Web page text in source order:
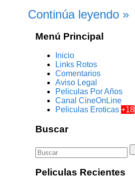
Continúa leyendo »
Menú Principal
Inicio
Links Rotos
Comentarios
Aviso Legal
Peliculas Por Años
Canal CineOnLine
Peliculas Eroticas+18
Buscar
Peliculas Recientes